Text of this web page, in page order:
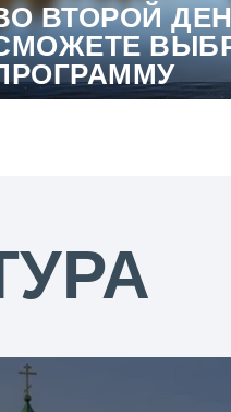
ВТОРОЙ